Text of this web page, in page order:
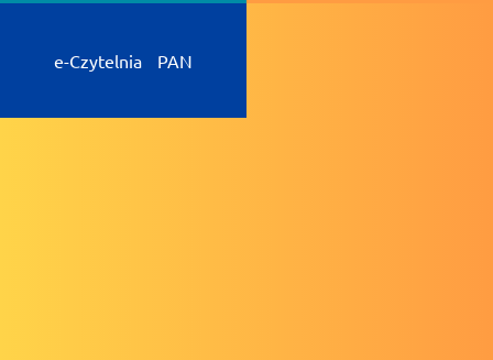
e-Czytelnia PAN